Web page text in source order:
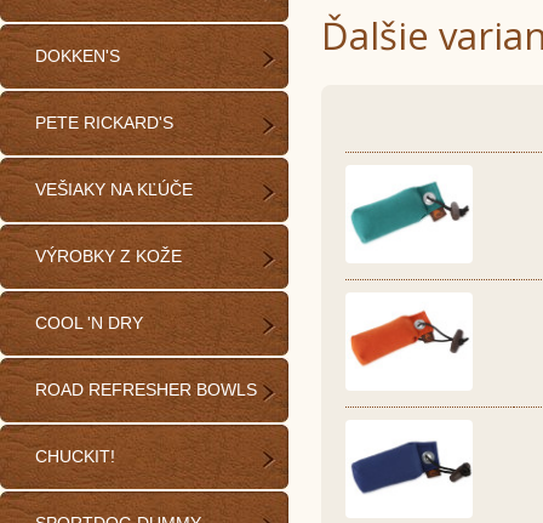
DOKKEN'S
PETE RICKARD'S
VEŠIAKY NA KĽÚČE
VÝROBKY Z KOŽE
COOL 'N DRY
ROAD REFRESHER BOWLS
CHUCKIT!
Ďalšie